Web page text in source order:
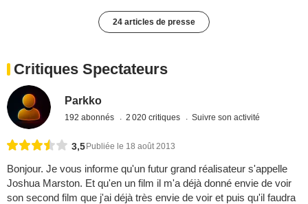
24 articles de presse
Critiques Spectateurs
Parkko
192 abonnés 2 020 critiques Suivre son activité
3,5Publiée le 18 août 2013
Bonjour. Je vous informe qu'un futur grand réalisateur s'appelle
Joshua Marston. Et qu'en un film il m'a déjà donné envie de voir
son second film que j'ai déjà très envie de voir et puis qu'il faudra